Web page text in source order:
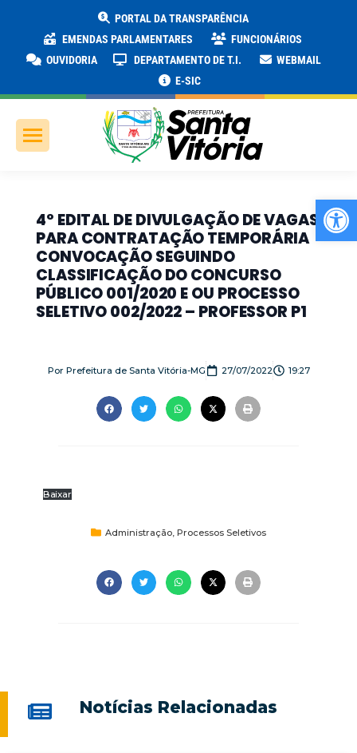
PORTAL DA TRANSPARÊNCIA
EMENDAS PARLAMENTARES
FUNCIONÁRIOS
OUVIDORIA
DEPARTAMENTO DE T.I.
WEBMAIL
E-SIC
4º EDITAL DE DIVULGAÇÃO DE VAGAS
PARA CONTRATAÇÃO TEMPORÁRIA
CONVOCAÇÃO SEGUINDO
CLASSIFICAÇÃO DO CONCURSO
PÚBLICO 001/2020 E OU PROCESSO
SELETIVO 002/2022 – PROFESSOR P1
PorPrefeitura de Santa Vitória-MG 27/07/2022 19:27
Baixar
Administração Processos Seletivos
Notícias Relacionadas